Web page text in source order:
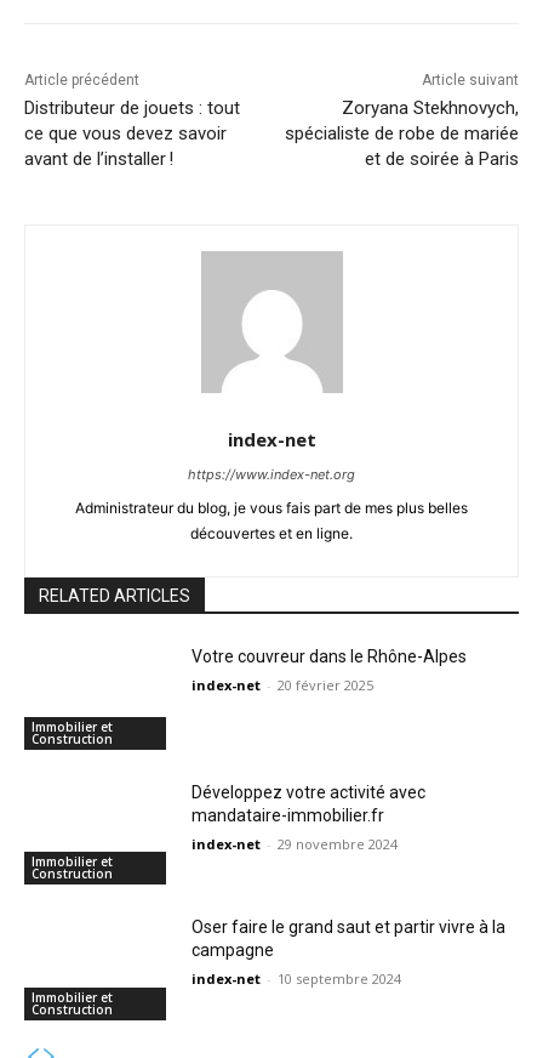
Article précédent
Distributeur de jouets : tout
ce que vous devez savoir
avant de l’installer !
Article suivant
Zoryana Stekhnovych,
spécialiste de robe de mariée
et de soirée à Paris
index-net
https://www.index-net.org
Administrateur du blog, je vous fais part de mes plus belles
découvertes et en ligne.
RELATED ARTICLES
Immobilier et
Construction
Votre couvreur dans le Rhône-Alpes
index-net - 20 février 2025
Immobilier et
Construction
Développez votre activité avec
mandataire-immobilier.fr
index-net - 29 novembre 2024
Immobilier et
Construction
Oser faire le grand saut et partir vivre à la
campagne
index-net - 10 septembre 2024